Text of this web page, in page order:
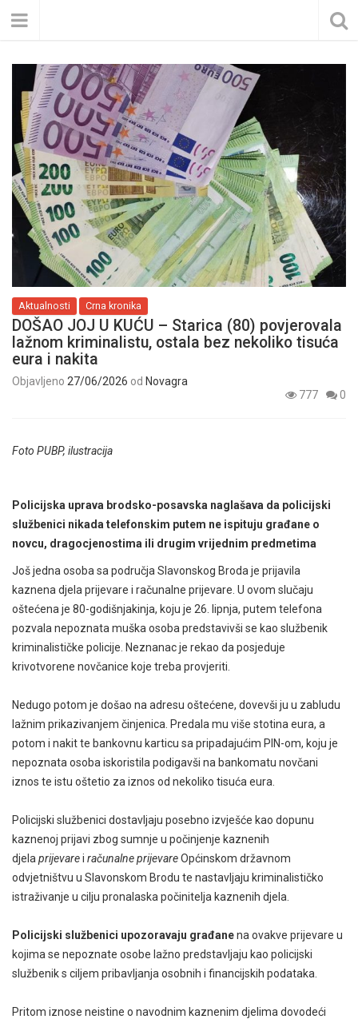
Aktualnosti Crna kronika
DOŠAO JOJ U KUĆU – Starica (80) povjerovala
lažnom kriminalistu, ostala bez nekoliko tisuća
eura i nakita
Objavljeno 27/06/2026 od Novagra
777
0
Foto PUBP, ilustracija
Policijska uprava brodsko-posavska naglašava da policijski
službenici nikada telefonskim putem ne ispituju građane o
novcu, dragocjenostima ili drugim vrijednim predmetima
Još jedna osoba sa područja Slavonskog Broda je prijavila
kaznena djela prijevare i računalne prijevare. U ovom slučaju
oštećena je 80-godišnjakinja, koju je 26. lipnja, putem telefona
pozvala nepoznata muška osoba predstavivši se kao službenik
kriminalističke policije. Neznanac je rekao da posjeduje
krivotvorene novčanice koje treba provjeriti.
Nedugo potom je došao na adresu oštećene, dovevši ju u zabludu
lažnim prikazivanjem činjenica. Predala mu više stotina eura, a
potom i nakit te bankovnu karticu sa pripadajućim PIN-om, koju je
nepoznata osoba iskoristila podigavši na bankomatu novčani
iznos te istu oštetio za iznos od nekoliko tisuća eura.
Policijski službenici dostavljaju posebno izvješće kao dopunu
kaznenoj prijavi zbog sumnje u počinjenje kaznenih
djela prijevarei računalne prijevareOpćinskom državnom
odvjetništvu u Slavonskom Brodu te nastavljaju kriminalističko
istraživanje u cilju pronalaska počinitelja kaznenih djela.
Policijski službenici upozoravaju građanena ovakve prijevare u
kojima se nepoznate osobe lažno predstavljaju kao policijski
službenik s ciljem pribavljanja osobnih i financijskih podataka.
Pritom iznose neistine o navodnim kaznenim djelima dovodeći